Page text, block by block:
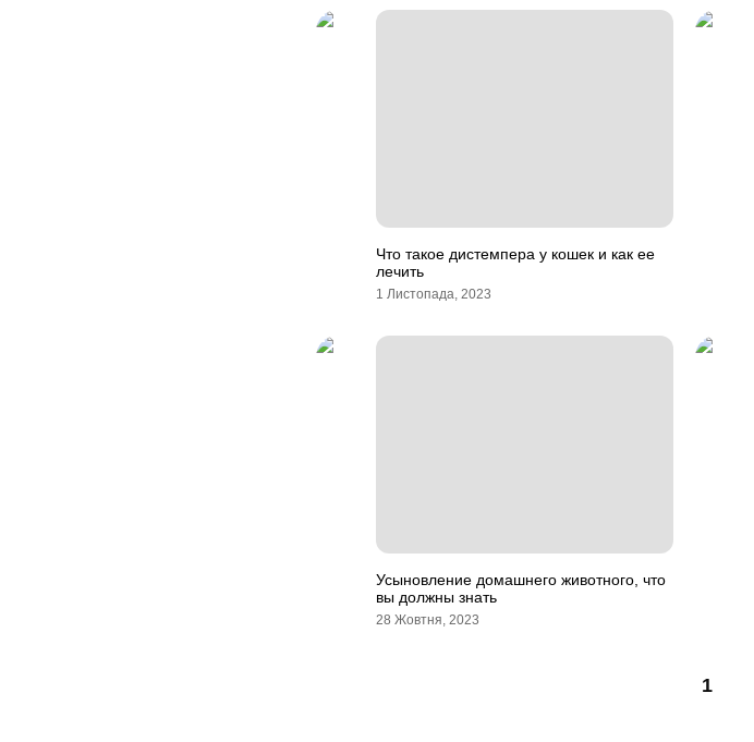
Что такое дистемпера у кошек и как ее
лечить
1 Листопада, 2023
Усыновление домашнего животного, что
вы должны знать
28 Жовтня, 2023
1